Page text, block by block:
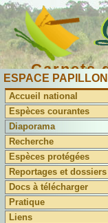
Carnets
ESPACE
Accueil national
Espèces courantes
Diaporama
Recherche
Espèces protégées
Reportages et dossiers
Docs à télécharger
Pratique
Liens